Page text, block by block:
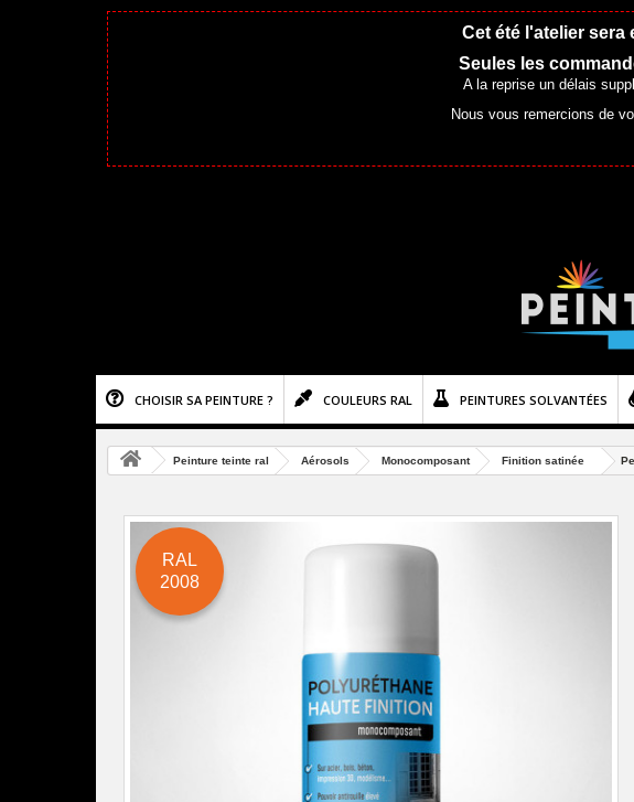
Cet été l'atelier sera
Seules les
A la reprise un délais
Nous vous remercions de
CHOISIR SA PEINTURE ? COULEURS RAL PEINTURES SOLVANTÉES
Peinture teinte ral Aérosols Monocomposant Finition satinée
RAL
2008